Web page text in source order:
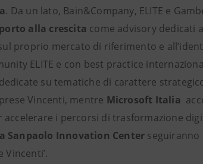
. Da un lato, Bain&Company, ELITE e
alla crescita come advisory dedicati
proprio mercato di riferimento e
ELITE e con best practice
su tematiche di carattere
Vincenti, mentre Microsoft Italia
accelerare i percorsi di trasformazione
Sanpaolo Innovation Center seguiranno